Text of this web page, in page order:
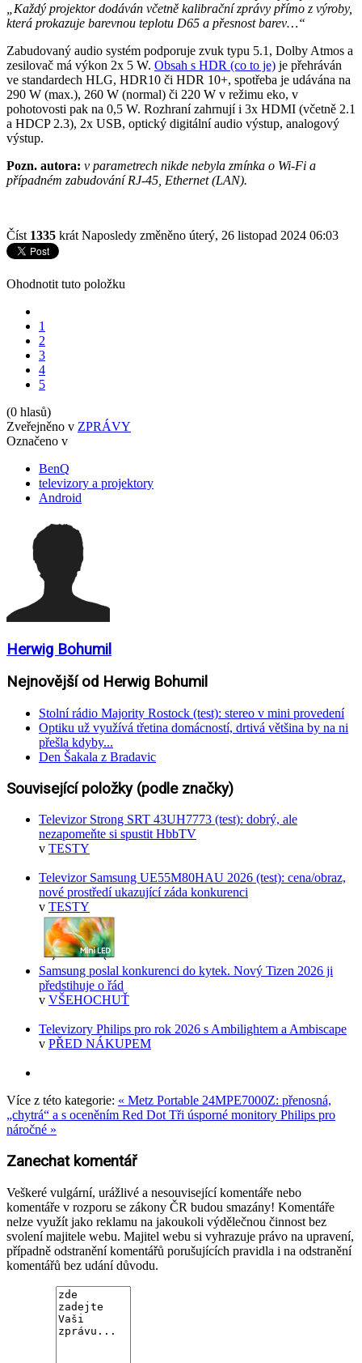
„Každý projektor dodáván včetně kalibrační zprávy přímo z výroby,
která prokazuje barevnou teplotu D65 a přesnost barev…“
Zabudovaný audio systém podporuje zvuk typu 5.1, Dolby Atmos a
zesilovač má výkon 2x 5 W. Obsah s HDR (co to je) je přehráván
ve standardech HLG, HDR10 či HDR 10+, spotřeba je udávána na
290 W (max.), 260 W (normal) či 220 W v režimu eko, v
pohotovosti pak na 0,5 W. Rozhraní zahrnují i 3x HDMI (včetně 2.1
a HDCP 2.3), 2x USB, optický digitální audio výstup, analogový
výstup.
Pozn. autora: v parametrech nikde nebyla zmínka o Wi-Fi a
případném zabudování RJ-45, Ethernet (LAN).
Číst 1335 krát Naposledy změněno úterý, 26 listopad 2024 06:03
Ohodnotit tuto položku
1
2
3
4
5
(0 hlasů)
Zveřejněno v ZPRÁVY
Označeno v
BenQ
televizory a projektory
Android
Herwig Bohumil
Nejnovější od Herwig Bohumil
Stolní rádio Majority Rostock (test): stereo v mini provedení
Optiku už využívá třetina domácností, drtivá většina by na ni
přešla kdyby...
Den Šakala z Bradavic
Související položky (podle značky)
Televizor Strong SRT 43UH7773 (test): dobrý, ale
nezapomeňte si spustit HbbTV
v TESTY
Televizor Samsung UE55M80HAU 2026 (test): cena/obraz,
nové prostředí ukazující záda konkurenci
v TESTY
Samsung poslal konkurenci do kytek. Nový Tizen 2026 ji
předstihuje o řád
v VŠEHOCHUŤ
Televizory Philips pro rok 2026 s Ambilightem a Ambiscape
v PŘED NÁKUPEM
Více z této kategorie: « Metz Portable 24MPE7000Z: přenosná,
„chytrá“ a s oceněním Red DotTři úsporné monitory Philips pro
náročné »
Zanechat komentář
Veškeré vulgární, urážlivé a nesouvisející komentáře nebo
komentáře v rozporu se zákony ČR budou smazány! Komentáře
nelze využít jako reklamu na jakoukoli výdělečnou činnost bez
svolení majitele webu. Majitel webu si vyhrazuje právo na upravení,
případně odstranění komentářů porušujících pravidla i na odstranění
komentářů bez udání důvodu.